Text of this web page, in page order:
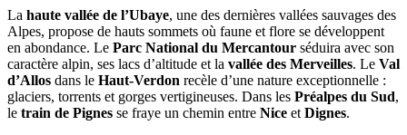
La haute vallée de l’Ubaye, une des dernières vallées sauvages des
Alpes, propose de hauts sommets où faune et flore se développent
en abondance. Le Parc National du Mercantour séduira avec son
caractère alpin, ses lacs d’altitude et la vallée des Merveilles. Le Val
d’Allos dans le Haut-Verdon recèle d’une nature exceptionnelle :
glaciers, torrents et gorges vertigineuses. Dans les Préalpes du Sud,
le train de Pignes se fraye un chemin entre Nice et Dignes.